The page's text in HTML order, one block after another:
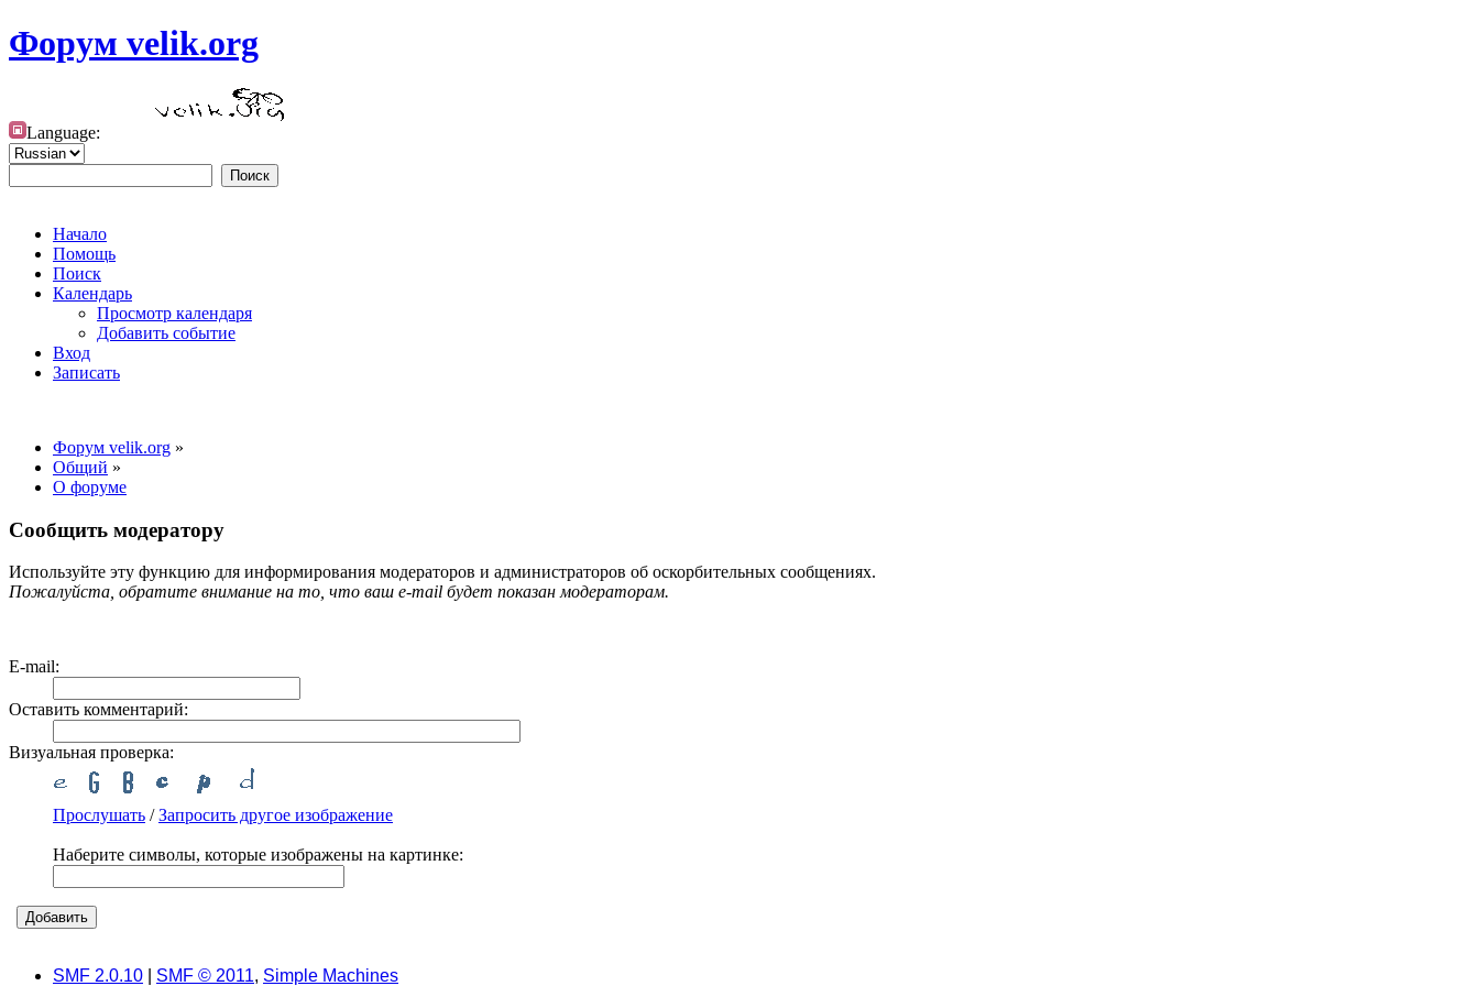
Форум velik.org
Language:
Начало
Помощь
Поиск
Календарь
Просмотр календаря
Добавить событие
Вход
Записать
Форум velik.org »
Общий »
О форуме
Сообщить модератору
Используйте эту функцию для информирования модераторов и администраторов об оскорбительных сообщениях.
Пожалуйста, обратите внимание на то, что ваш e-mail будет показан модераторам.
E-mail:
Оставить комментарий:
Визуальная проверка:
Прослушать /Запросить другое изображение
Наберите символы, которые изображены на картинке:
SMF 2.0.10 SMF © 2011, Simple Machines